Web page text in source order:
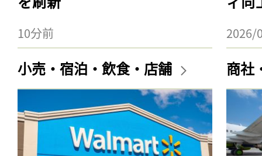
10分前 2026/
小売・宿泊・飲食・店舗 商社